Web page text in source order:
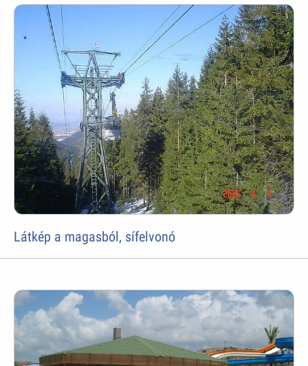
Látkép a magasból, sífelvonó